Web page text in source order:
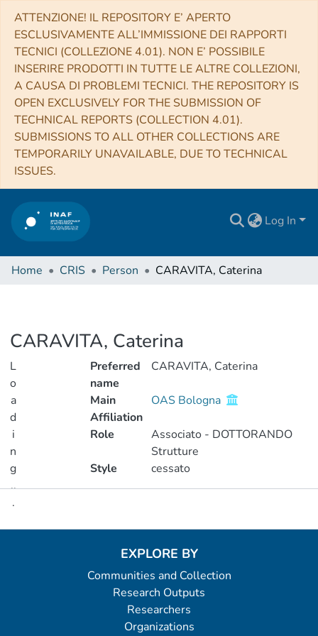
ATTENZIONE! IL REPOSITORY E’ APERTO
ESCLUSIVAMENTE ALL’IMMISSIONE DEI RAPPORTI
TECNICI (COLLEZIONE 4.01). NON E’ POSSIBILE
INSERIRE PRODOTTI IN TUTTE LE ALTRE COLLEZIONI,
A CAUSA DI PROBLEMI TECNICI. THE REPOSITORY IS
OPEN EXCLUSIVELY FOR THE SUBMISSION OF
TECHNICAL REPORTS (COLLECTION 4.01).
SUBMISSIONS TO ALL OTHER COLLECTIONS ARE
TEMPORARILY UNAVAILABLE, DUE TO TECHNICAL
ISSUES.
Log In
Home CRIS Person CARAVITA, Caterina
CARAVITA, Caterina
L
o
a
d
i
n
g
..
.
Loading...
Preferred
name
CARAVITA, Caterina
Main
Affiliation
OAS Bologna
Role
Associato - DOTTORANDO
Strutture
Style
cessato
EXPLORE BY
Communities and Collection
Research Outputs
Researchers
Organizations